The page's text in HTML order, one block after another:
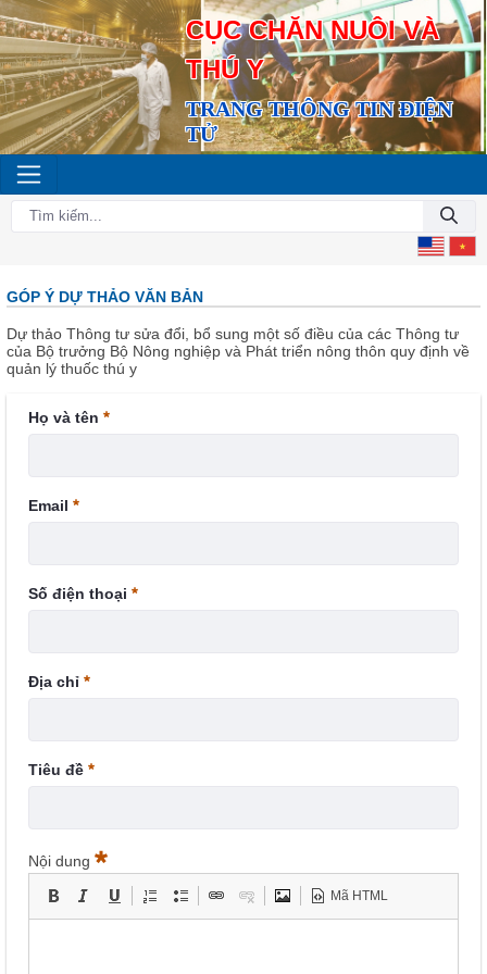
CỤC CHĂN NUÔI VÀ
THÚ Y
TRANG THÔNG TIN ĐIỆN
TỬ
GÓP Ý DỰ THẢO VĂN BẢN
Dự thảo Thông tư sửa đổi, bổ sung một số điều của các Thông tư
của Bộ trưởng Bộ Nông nghiệp và Phát triển nông thôn quy định về
quản lý thuốc thú y
Họ và tên
Email
Số điện thoại
Địa chỉ
Tiêu đề
Nội dung
Mã HTML